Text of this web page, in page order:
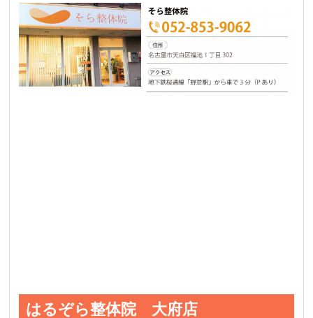
はるぞら整体院 大府店